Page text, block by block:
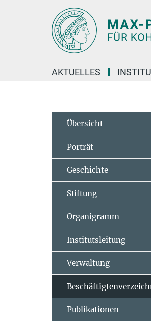
AKTUELLES
Übersicht
Porträt
Geschichte
Stiftung
Organigramm
Institutsleitung
Verwaltung
Publikationen